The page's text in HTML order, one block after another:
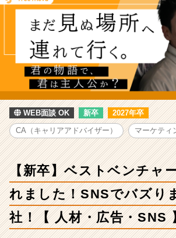
チ
ャ
ー
100
に
選
ば
れ
し
た！
SNS
バ
ズ
り
く
り
WEB面談 OK 新卒 2027年卒
CA（キャリアアドバイザー） マーケティ
【新卒】ベストベンチャ
れました！SNSでバズり
社！【 人材・広告・SNS